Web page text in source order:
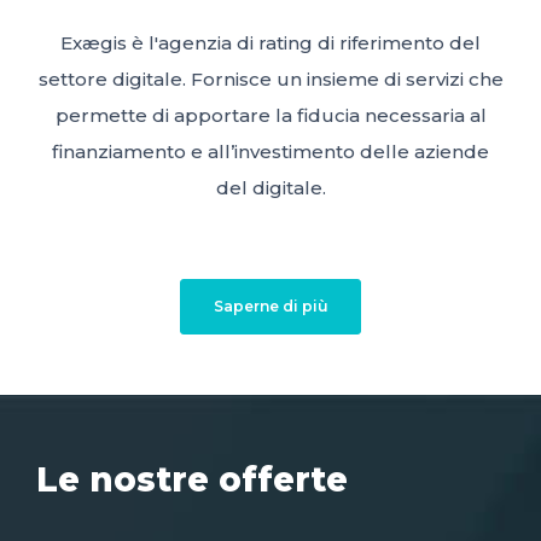
Exægis è l'agenzia di rating di riferimento del
settore digitale. Fornisce un insieme di servizi che
permette di apportare la fiducia necessaria al
finanziamento e all’investimento delle aziende
del digitale.
Saperne di più
Le nostre offerte